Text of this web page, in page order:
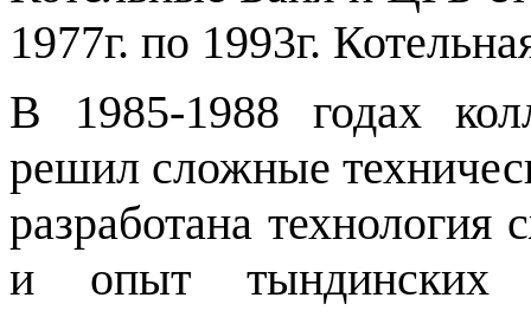
1977г. по 1993г.
В 1985-1988 годах
решил сложные
разработана
и опыт тындинских